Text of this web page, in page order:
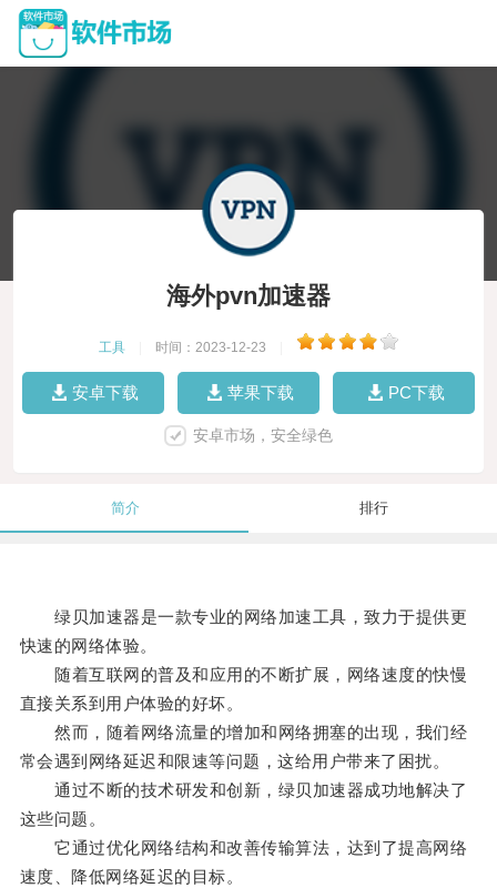
海外pvn加速器
工具 时间：2023-12-23
安卓下载 苹果下载 PC下载
安卓市场，安全绿色
简介 排行
绿贝加速器是一款专业的网络加速工具，致力于提供更
快速的网络体验。
随着互联网的普及和应用的不断扩展，网络速度的快慢
直接关系到用户体验的好坏。
然而，随着网络流量的增加和网络拥塞的出现，我们经
常会遇到网络延迟和限速等问题，这给用户带来了困扰。
通过不断的技术研发和创新，绿贝加速器成功地解决了
这些问题。
它通过优化网络结构和改善传输算法，达到了提高网络
速度、降低网络延迟的目标。